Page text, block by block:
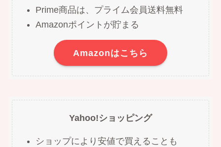
Prime商品は、プライム会員送料無料
Amazonポイントが貯まる
Amazonはこちら
Yahoo!ショッピング
ショップにより安値で買えることも